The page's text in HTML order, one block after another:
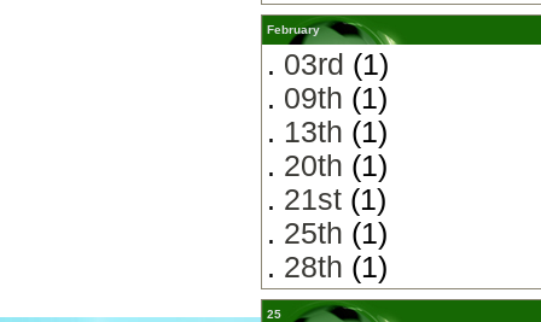
February
. 03rd (1)
. 09th (1)
. 13th (1)
. 20th (1)
. 21st (1)
. 25th (1)
. 28th (1)
25